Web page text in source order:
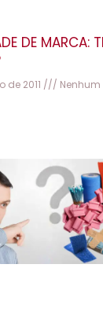
DE MARCA:
de 2011